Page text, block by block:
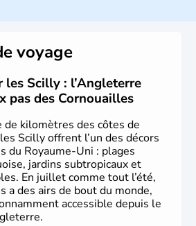
sont quelques-unes des célébrités
Pays de Galles
Follet et Catherine Zeta-Jones en
portent haut les couleurs de ce
voyage
les Scilly : l’Angleterre
pas des Cornouailles
de kilomètres des côtes de
Scilly offrent l’un des décors
du Royaume-Uni : plages
jardins subtropicaux et
En juillet comme tout l’été,
a des airs de bout du monde,
accessible depuis le